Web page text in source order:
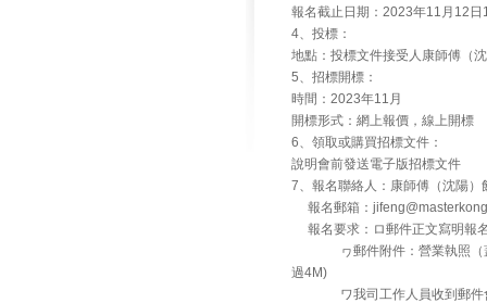
報名截止日期：2023年11月12日
4、投標：
地點：投標文件接受人康師傅（
5、招標開標：
時間：2023年11月
開標形式：網上報價，線上開標
6、領取或購買招標文件：
說明會前發送電子版招標文件
7、報名聯絡人：康師傅（沈陽）
報名郵箱：
報名要求：ロ郵件正文寫明報
ヮ郵件附件：營業執照（蓋公
過4M)
ワ我司工作人員收到郵件會